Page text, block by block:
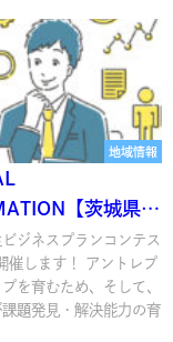
地域情報
【茨城県学
スプランコンテス
開催します！】
ジネスプランコンテス
催します！ アントレプ
を育むため、そして、
題発見・解決能力の育